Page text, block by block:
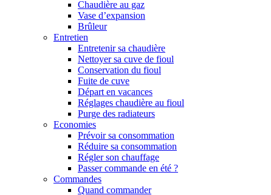
Chaudière au gaz
Vase d’expansion
Brûleur
Entretien
Entretenir sa chaudière
Nettoyer sa cuve de fioul
Conservation du fioul
Fuite de cuve
Départ en vacances
Réglages chaudière au fioul
Purge des radiateurs
Economies
Prévoir sa consommation
Réduire sa consommation
Régler son chauffage
Passer commande en été ?
Commandes
Quand commander